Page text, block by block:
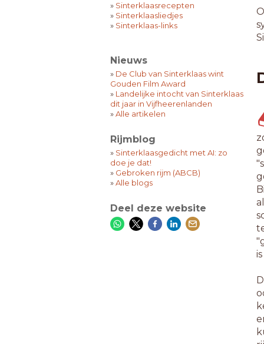
» Sinterklaasrecepten
» Sinterklaasliedjes
» Sinterklaas-links
Nieuws
» De Club van Sinterklaas wint
Gouden Film Award
» Landelijke intocht van Sinterklaas
dit jaar in Vijfheerenlanden
»Alle artikelen
Rijmblog
» Sinterklaasgedicht met AI: zo
doe je dat!
» Gebroken rijm (ABCB)
»Alle blogs
Deel deze website